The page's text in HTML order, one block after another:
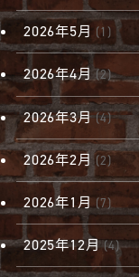
2026年5月(1)
2026年4月 (2)
2026年3月(4)
2026年2月 (2)
2026年1月(7)
2025年12月(4)